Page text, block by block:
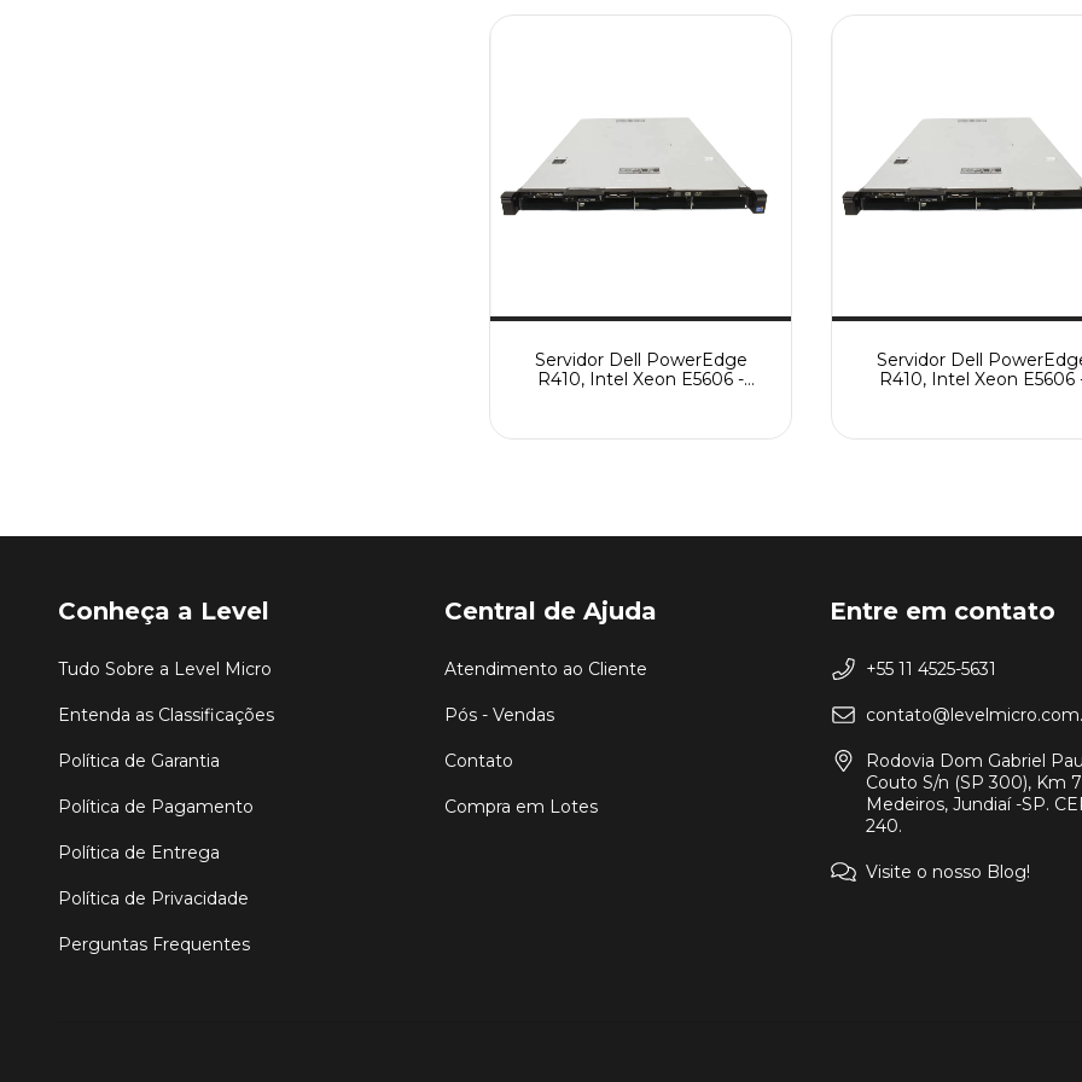
Servidor Dell PowerEdge
R410, Intel Xeon E5606 -
Servidor Dell
R410, Intel Xeon E5606
Conheça a Level
Tudo Sobre a Level Micro
Entenda as Classificações
Política de Garantia
Política de Pagamento
Política de Entrega
Política de Privacidade
Perguntas Frequentes
Central de Ajuda
Atendimento ao Cliente
Pós - Vendas
Contato
Compra em Lotes
Entre em contato
+55 11 4525-5631
Rodovia Dom Gabriel
Couto S/n (SP 300), Km
Medeiros, Jundiaí -SP.
240.
Visite o nosso Blog!